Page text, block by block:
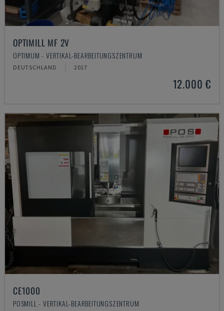
OPTIMILL MF 2V
OPTIMUM - VERTIKAL-BEARBEITUNGSZENTRUM
DEUTSCHLAND 2017
12.000 €
CE1000
POSMILL - VERTIKAL-BEARBEITUNGSZENTRUM